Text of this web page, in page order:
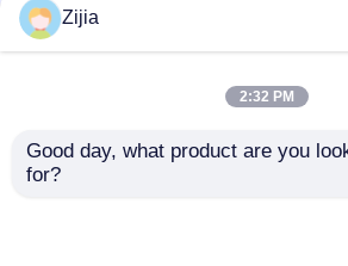
Bize Ulaşın
Yüksek Hızlı Fırçasız Motor
2 Yıllık Garanti Yüksek
Zijia
2:32 PM
Good day, what product are you
for?